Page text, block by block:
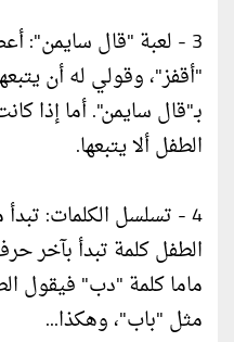
3 - لعبة "قال سايمن":
"أقفز"، وقولي له أن
بـ"قال سايمن". أما إذا
الطفل ألا يتبعها.
4 - تسلسل الكلمات:
الطفل كلمة تبدأ بآخر
ماما كلمة "دب" فيقول
مثل "باب"، وهكذا...